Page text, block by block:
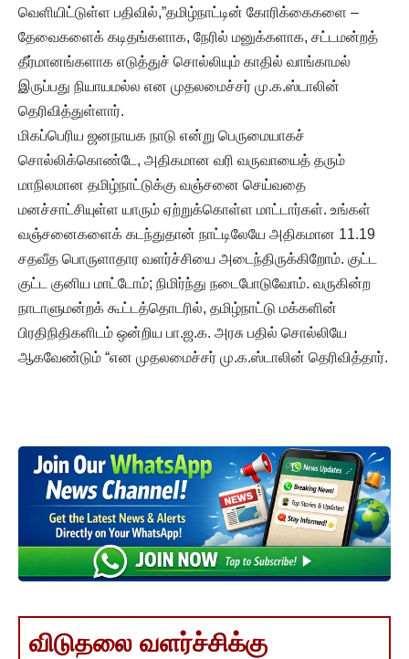
வெளியிட்டுள்ள பதிவில்,”தமிழ்நாட்டின் கோரிக்கைகளை –
தேவைகளைக் கடிதங்களாக, நேரில் மனுக்களாக, சட்டமன்றத்
தீர்மானங்களாக எடுத்துச் சொல்லியும் காதில் வாங்காமல்
இருப்பது நியாயமல்ல என முதலமைச்சர் மு.க.ஸ்டாலின்
தெரிவித்துள்ளார்.
மிகப்பெரிய ஜனநாயக நாடு என்று பெருமையாகச்
சொல்லிக்கொண்டே, அதிகமான வரி வருவாயைத் தரும்
மாநிலமான தமிழ்நாட்டுக்கு வஞ்சனை செய்வதை
மனச்சாட்சியுள்ள யாரும் ஏற்றுக்கொள்ள மாட்டார்கள். உங்கள்
வஞ்சனைகளைக் கடந்துதான் நாட்டிலேயே அதிகமான 11.19
சதவீத பொருளாதார வளர்ச்சியை அடைந்திருக்கிறோம். குட்ட
குட்ட குனிய மாட்டோம்; நிமிர்ந்து நடைபோடுவோம். வருகின்ற
நாடாளுமன்றக் கூட்டத்தொடரில், தமிழ்நாட்டு மக்களின்
பிரதிநிதிகளிடம் ஒன்றிய பா.ஜ.க. அரசு பதில் சொல்லியே
ஆகவேண்டும் “என முதலமைச்சர் மு.க.ஸ்டாலின் தெரிவித்தார்.
விடுதலை வளர்ச்சிக்கு